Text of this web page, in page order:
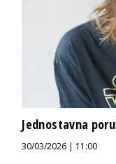
Jednostavna
30/03/2026 | 11:00